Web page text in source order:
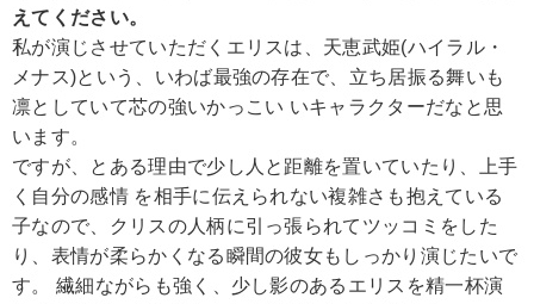
えてください。
私が演じさせていただくエリスは、天恵武姫(ハイラル・
メナス)という、いわば最強の存在で、立ち居振る舞いも
凛としていて芯の強いかっこい いキャラクターだなと思
います。
ですが、とある理由で少し人と距離を置いていたり、上手
く自分の感情 を相手に伝えられない複雑さも抱えている
子なので、クリスの人柄に引っ張られてツッコミをした
り、表情が柔らかくなる瞬間の彼女もしっかり演じたいで
す。 繊細ながらも強く、少し影のあるエリスを精一杯演